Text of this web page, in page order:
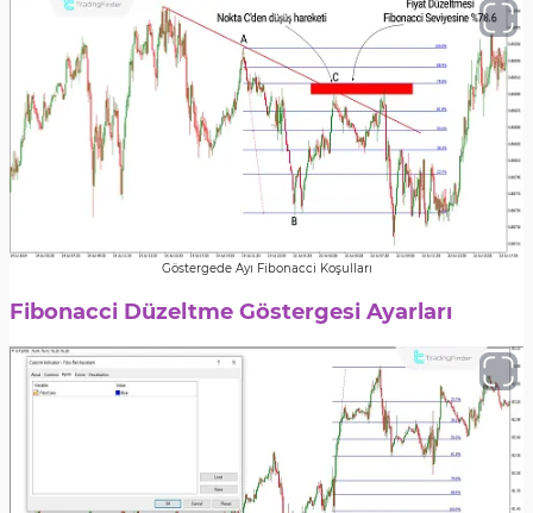
Göstergede Ayı Fibonacci Koşulları
Fibonacci Düzeltme Göstergesi Ayarları